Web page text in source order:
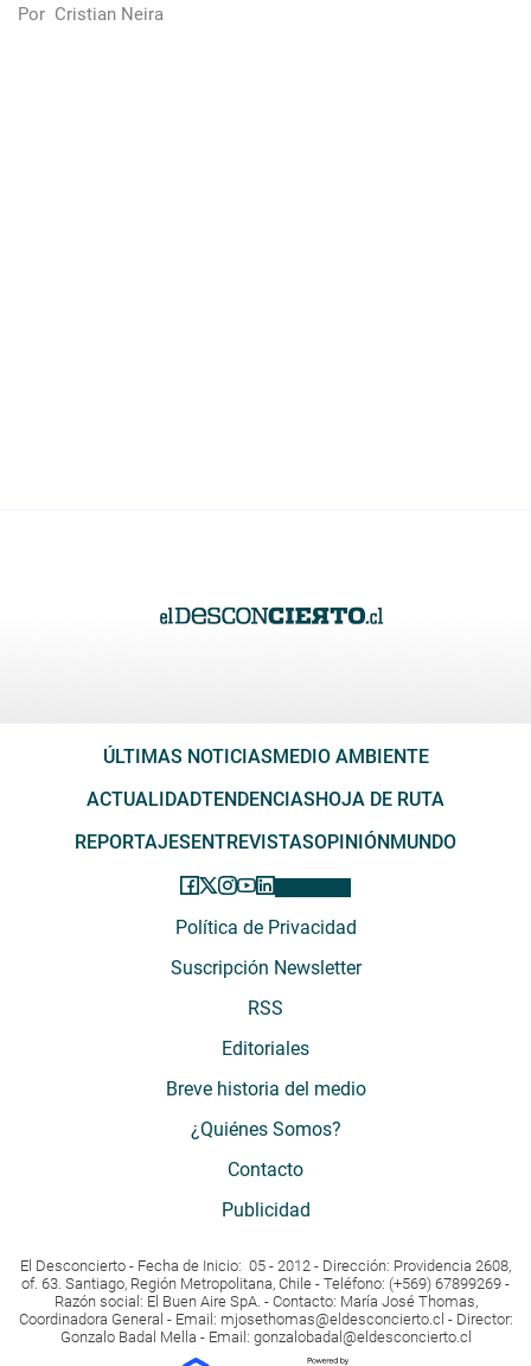
Por Cristian Neira
ÚLTIMAS NOTICIASMEDIO AMBIENTE
ACTUALIDADTENDENCIASHOJA DE RUTA
REPORTAJESENTREVISTASOPINIÓNMUNDO
Política de Privacidad
Suscripción Newsletter
RSS
Editoriales
Breve historia del medio
¿Quiénes Somos?
Contacto
Publicidad
El Desconcierto - Fecha de Inicio: 05 - 2012 - Dirección: Providencia 2608,
of. 63. Santiago, Región Metropolitana, Chile - Teléfono: (+569) 67899269 -
Razón social: El Buen Aire SpA. - Contacto: María José Thomas,
Coordinadora General - Email: mjosethomas@eldesconcierto.cl - Director:
Gonzalo Badal Mella - Email: gonzalobadal@eldesconcierto.cl